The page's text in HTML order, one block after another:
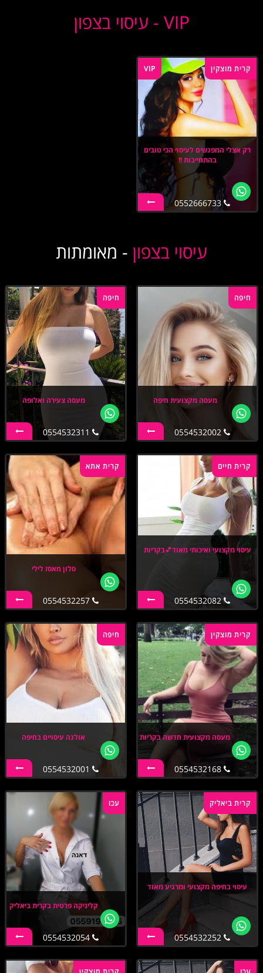
VIP - עיסוי בצפון
VIP קרית מוצקין
רק אצלי המפגשים לעיסוי הכי טובים
בהתחייבות !!
0552666733
עיסוי בצפון - מאומתות
חיפה
מעסה מקצועית חיפה
0554532002
חיפה
מעסה צעירה ואלופה
קרית חיים
עיסוי מקצועי ואיכותי מאוד💕בקריות
0554532082
קרית אתא
סלון מאסז לילי
0554532257
קרית מוצקין
מעסה מקצועית חדשה בקריות
0554532168
חיפה
אולגה עיסויים בחיפה
קרית ביאליק
עיסוי בחיפה מקצועי ומרגיע מאוד
0554532252
עכו
קליניקה פרטית בקרית ביאליק
0554532054